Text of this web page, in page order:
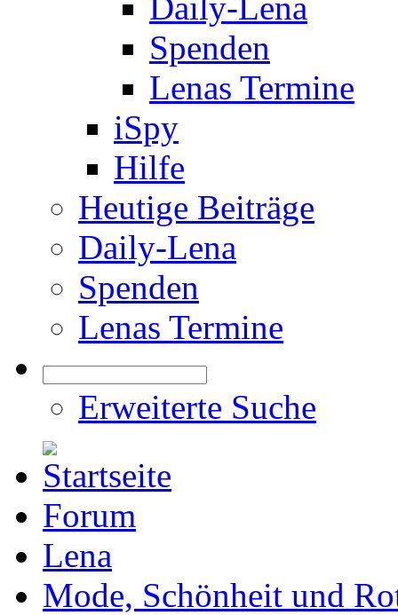
Spenden
Lenas Termine
iSpy
Hilfe
Heutige Beiträge
Daily-Lena
Spenden
Lenas Termine
Erweiterte Suche
Forum
Lena
Mode, Schönheit und